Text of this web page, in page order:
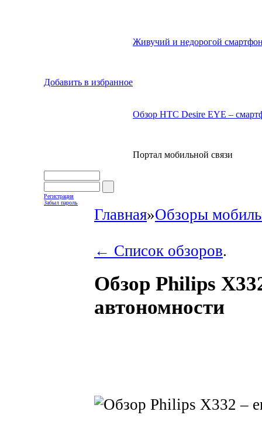
Добавить в избранное
Живучий и недорогой
Обзор HTC Desire EYE –
Портал мобильной связи
Регистрация
Забыл пароль
Главная»Обзоры
← Список обзоров.
Обзор Philips
автономности